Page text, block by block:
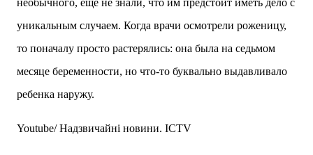
необычного, еще не знали, что им предстоит иметь дело с
уникальным случаем. Когда врачи осмотрели роженицу,
то поначалу просто растерялись: она была на седьмом
месяце беременности, но что-то буквально выдавливало
ребенка наружу.
Youtube/ Надзвичайні новини. ICTV